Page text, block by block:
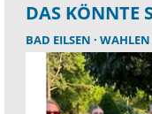
DAS KÖNNTE
BAD EILSEN WAHLEN